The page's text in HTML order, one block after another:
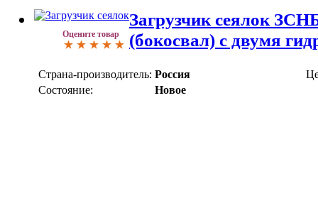
Оцените товар
Загрузчик сеялок
(бокосвал) с двумя
Страна-производитель: Россия
Состояние:
Новое